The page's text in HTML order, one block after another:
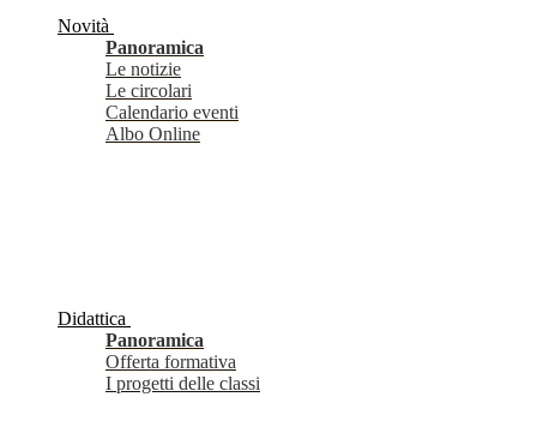
Novità
Panoramica
Le notizie
Le circolari
Calendario eventi
Albo Online
Didattica
Panoramica
Offerta formativa
I progetti delle classi